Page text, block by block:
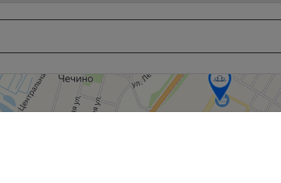
персональных данных, которые
целей и каким образом Общество обрабатывает
образом пользователи могут контролировать
устройства) пользователя сайта Общества,
при их посещении для отражения действий,